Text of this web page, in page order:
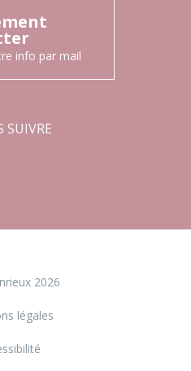
info par mail
SUIVRE
2026
légales